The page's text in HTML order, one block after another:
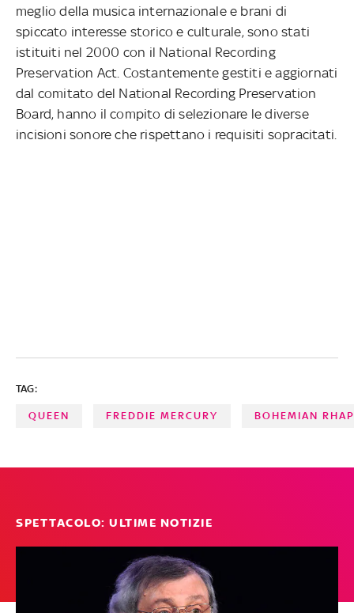
meglio della musica internazionale e brani di
spiccato interesse storico e culturale, sono stati
istituiti nel 2000 con il National Recording
Preservation Act. Costantemente gestiti e aggiornati
dal comitato del National Recording Preservation
Board, hanno il compito di selezionare le diverse
incisioni sonore che rispettano i requisiti sopracitati.
TAG:
QUEEN FREDDIE MERCURY BOHEMIAN
SPETTACOLO: ULTIME NOTIZIE